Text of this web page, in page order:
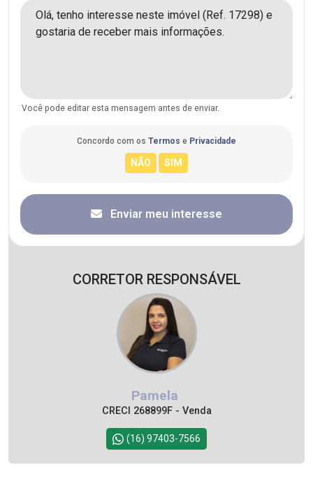
Você pode editar esta mensagem antes de enviar.
Concordo com os Termos e Privacidade
Enviar meu interesse
CORRETOR RESPONSÁVEL
Pamela
CRECI 268899F - Venda
(16) 97403-7566